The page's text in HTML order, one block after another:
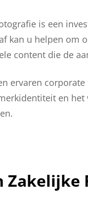
is een
kan u helpen om
content die de
ervaren
en
Zakelijke